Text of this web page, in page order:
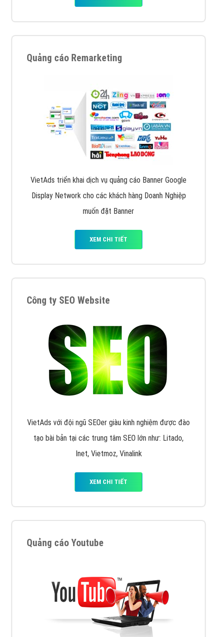
Quảng cáo Remarketing
VietAds triển khai dịch vụ quảng cáo Banner Google
Display Network cho các khách hàng Doanh Nghiệp
muốn đặt Banner
XEM CHI TIẾT
Công ty SEO Website
VietAds với đội ngũ SEOer giàu kinh nghiệm được đào
tạo bài bản tại các trung tâm SEO lớn như: Litado,
Inet, Vietmoz, Vinalink
XEM CHI TIẾT
Quảng cáo Youtube